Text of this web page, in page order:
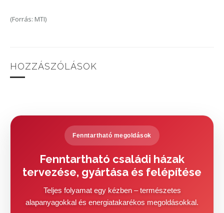
(Forrás: MTI)
HOZZÁSZÓLÁSOK
Fenntartható megoldások
Fenntartható családi házak
tervezése, gyártása és felépítése
Teljes folyamat egy kézben – természetes
alapanyagokkal és energiatakarékos megoldásokkal.